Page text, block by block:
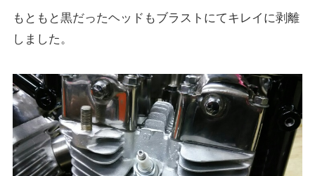
もともと黒だったヘッドもブラストにてキレイに剥離
しました。